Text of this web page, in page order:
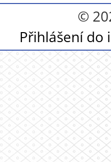
©
Přihlášení do